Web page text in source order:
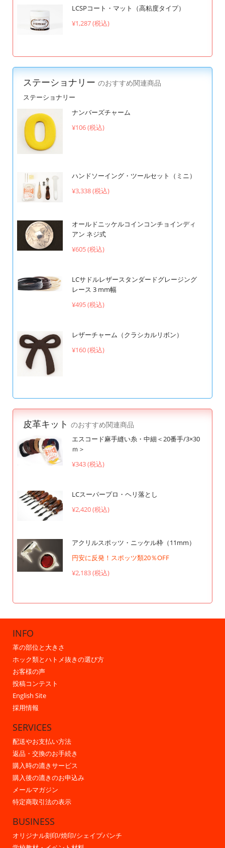
LCSPコート・マット（高粘度タイプ）
¥1,287 (税込)
ステーショナリー のおすすめ関連商品
ステーショナリー
ナンバーズチャーム
¥106 (税込)
ハンドソーイング・ツールセット（ミニ）
¥3,338 (税込)
オールドニッケルコインコンチョインディ
アン ネジ式
¥605 (税込)
LCサドルレザースタンダードグレージング
レース 3 mm幅
¥495 (税込)
レザーチャーム（クラシカルリボン）
¥160 (税込)
皮革キット のおすすめ関連商品
エスコード麻手縫い糸・中細＜20番手/3×30
ｍ＞
¥343 (税込)
LCスーパープロ・ヘリ落とし
¥2,420 (税込)
アクリルスポッツ・ニッケル枠（11mm）
円安に反発！スポッツ類20％OFF
¥2,183 (税込)
INFO
革の部位と大きさ
ホック類とハトメ抜きの選び方
お客様の声
投稿コンテスト
English Site
採用情報
SERVICES
配送やお支払い方法
返品・交換のお手続き
購入時の漉きサービス
購入後の漉きのお申込み
メールマガジン
特定商取引法の表示
BUSINESS
オリジナル刻印/焼印/シェイプパンチ